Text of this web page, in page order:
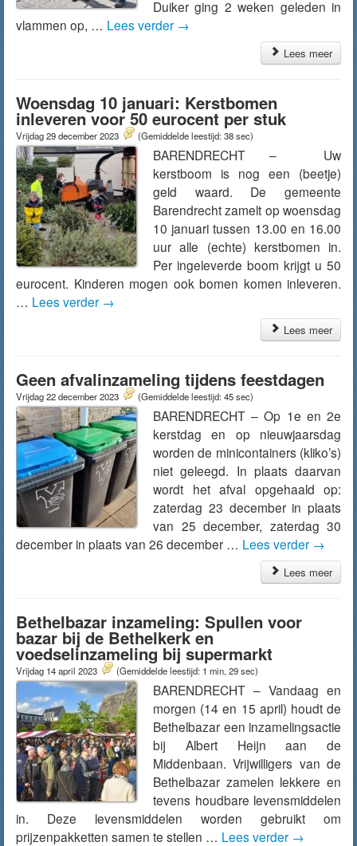
Duiker ging 2 weken geleden in
vlammen op, … Lees verder →
Lees meer
Woensdag 10 januari: Kerstbomen
inleveren voor 50 eurocent per stuk
Vrijdag 29 december 2023 (Gemiddelde leestijd: 38 sec)
BARENDRECHT – Uw
kerstboom is nog een (beetje)
geld waard. De gemeente
Barendrecht zamelt op woensdag
10 januari tussen 13.00 en 16.00
uur alle (echte) kerstbomen in.
Per ingeleverde boom krijgt u 50
eurocent. Kinderen mogen ook bomen komen inleveren.
… Lees verder →
Lees meer
Geen afvalinzameling tijdens feestdagen
Vrijdag 22 december 2023 (Gemiddelde leestijd: 45 sec)
BARENDRECHT – Op 1e en 2e
kerstdag en op nieuwjaarsdag
worden de minicontainers (kliko’s)
niet geleegd. In plaats daarvan
wordt het afval opgehaald op:
zaterdag 23 december in plaats
van 25 december, zaterdag 30
december in plaats van 26 december … Lees verder →
Lees meer
Bethelbazar inzameling: Spullen voor
bazar bij de Bethelkerk en
voedselinzameling bij supermarkt
Vrijdag 14 april 2023 (Gemiddelde leestijd: 1 min, 29 sec)
BARENDRECHT – Vandaag en
morgen (14 en 15 april) houdt de
Bethelbazar een inzamelingsactie
bij Albert Heijn aan de
Middenbaan. Vrijwilligers van de
Bethelbazar zamelen lekkere en
tevens houdbare levensmiddelen
in. Deze levensmiddelen worden gebruikt om
prijzenpakketten samen te stellen … Lees verder →